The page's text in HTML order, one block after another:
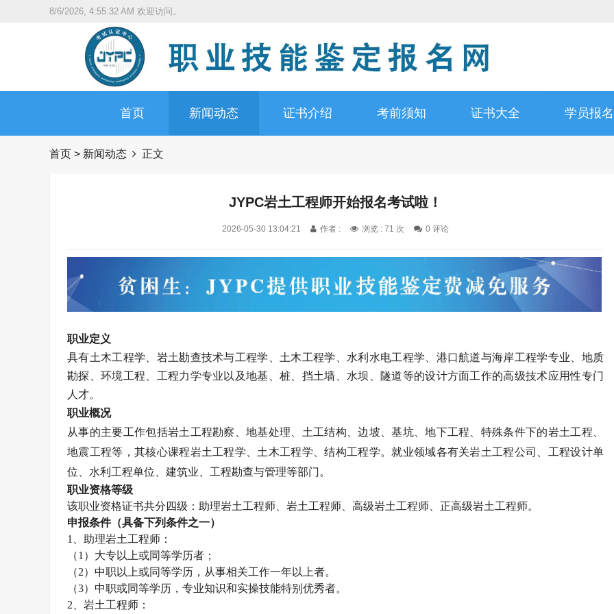
8/6/2026, 4:55:34 AM 欢迎访问。
首页 新闻动态 证书介绍 考前须知 证书大全 学员报名
首页 > 新闻动态 正文
JYPC岩土工程师开始报名考试啦！
2026-05-30 13:04:21 作者 : 浏览 : 71 次 0 评论
职业定义
具有土木工程学、岩土勘查技术与工程学、土木工程学、水利水电工程学、港口航道与海岸工程学专业、地质
勘探、环境工程、工程力学专业以及地基、桩、挡土墙、水坝、隧道等的设计方面工作的高级技术应用性专门
人才。
职业概况
从事的主要工作包括岩土工程勘察、地基处理、土工结构、边坡、基坑、地下工程、特殊条件下的岩土工程、
地震工程等，其核心课程岩土工程学、土木工程学、结构工程学。就业领域各有关岩土工程公司、工程设计单
位、水利工程单位、建筑业、工程勘查与管理等部门。
职业资格等级
该职业资格证书共分四级：助理岩土工程师 岩土工程师 、高级岩土工程师 、正高级岩土工程师。
申报条件（具备下列条件之一）
1、助理岩土工程师 ：
（1）大专以上或同等学历者；
（2）中职以上或同等学历，从事相关工作一年以上者。
（3）中职或同等学历，专业知识和实操技能特别优秀者。
2、 岩土工程师 ：